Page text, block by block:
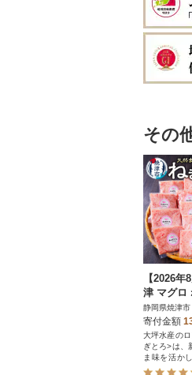
その
【2026年
津 マグロ
ット S4 ネ
50202608)
静岡県焼津市
寄付金額
大坪水産の
ぎとろ>は、
ま味を活か
お作りして